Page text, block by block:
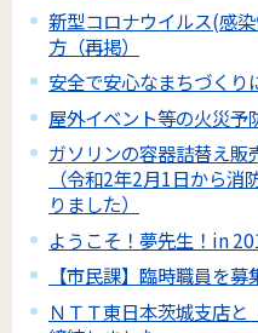
新型コロナウイルス(感
方（再掲）
安全で安心なまちづくり
屋外イベント等の火災予
ガソリンの容器詰替え販
（令和2年2月1日から
りました）
ようこそ！夢先生！in
【市民課】臨時職員を募
ＮＴＴ東日本茨城支店